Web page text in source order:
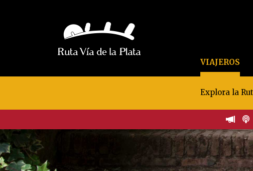
VIAJEROS
Explora la